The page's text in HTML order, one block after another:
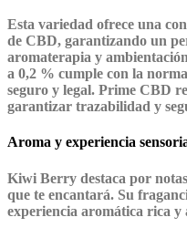
Esta variedad ofrece una
de CBD, garantizando un
aromaterapia y
a 0,2 % cumple con la
seguro y legal. Prime CBD
garantizar trazabilidad y
Aroma y experiencia
Kiwi Berry destaca por
que te encantará. Su
experiencia aromática rica